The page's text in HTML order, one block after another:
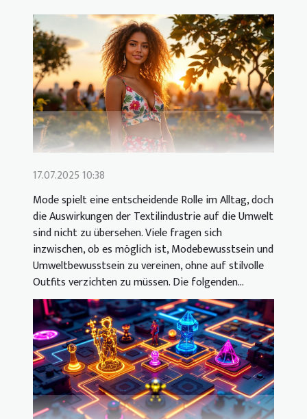
17.07.2025 10:38
Mode spielt eine entscheidende Rolle im Alltag, doch
die Auswirkungen der Textilindustrie auf die Umwelt
sind nicht zu übersehen. Viele fragen sich
inzwischen, ob es möglich ist, Modebewusstsein und
Umweltbewusstsein zu vereinen, ohne auf stilvolle
Outfits verzichten zu müssen. Die folgenden...